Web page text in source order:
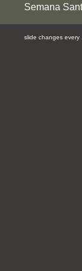
Semana
slide changes every